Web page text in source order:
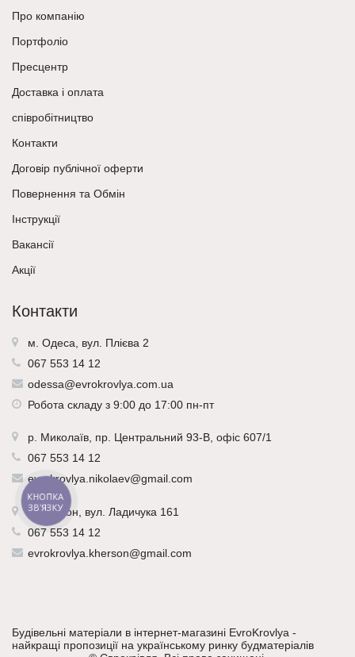
Про компанію
Портфоліо
Пресцентр
Доставка і оплата
співробітництво
Контакти
Договір публічної оферти
Повернення та Обмін
Інструкції
Вакансії
Акції
Контакти
м. Одеса, вул. Плієва 2
067 553 14 12
odessa@evrokrovlya.com.ua
Робота складу з 9:00 до 17:00 пн-пт
р. Миколаїв , пр. Центральний 93-В, офіс 607/1
067 553 14 12
evrokrovlya.nikolaev@gmail.com
р.Херсон , вул. Ладичука 161
067 553 14 12
evrokrovlya.kherson@gmail.com
Будівельні матеріали в інтернет-магазині EvroKrovlya -
найкращі пропозиції на українському ринку будматеріалів
КНОПКА
ЗВ'ЯЗКУ